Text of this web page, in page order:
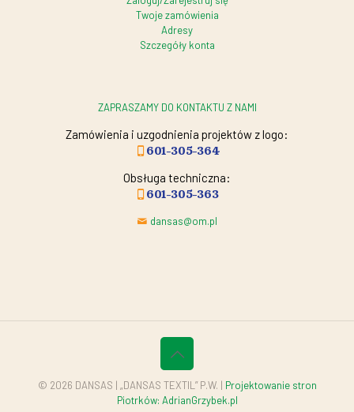
Twoje zamówienia
Adresy
Szczegóły konta
ZAPRASZAMY DO KONTAKTU Z NAMI
Zamówienia i uzgodnienia projektów z logo:
601-305-364
Obsługa techniczna:
601-305-363
dansas@om.pl
© 2026 DANSAS | „DANSAS TEXTIL” P.W. | Projektowanie stron
Piotrków: AdrianGrzybek.pl